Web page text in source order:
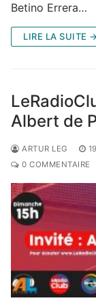
Betino Errera…
LIRE LA SUITE →
Albert de
ARTUR LEG
0 COMMENTAIRE